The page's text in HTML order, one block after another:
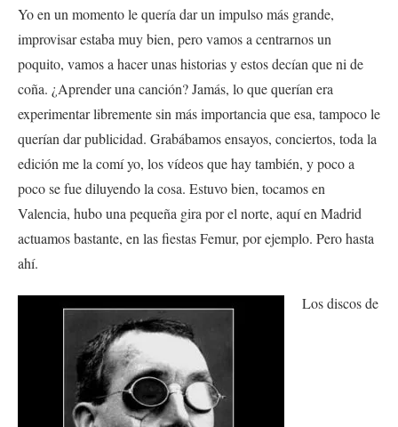
Yo en un momento le quería dar un impulso más grande,
improvisar estaba muy bien, pero vamos a centrarnos un
poquito, vamos a hacer unas historias y estos decían que ni de
coña. ¿Aprender una canción? Jamás, lo que querían era
experimentar libremente sin más importancia que esa, tampoco le
querían dar publicidad. Grabábamos ensayos, conciertos, toda la
edición me la comí yo, los vídeos que hay también, y poco a
poco se fue diluyendo la cosa. Estuvo bien, tocamos en
Valencia, hubo una pequeña gira por el norte, aquí en Madrid
actuamos bastante, en las fiestas Femur, por ejemplo. Pero hasta
ahí.
Los discos de